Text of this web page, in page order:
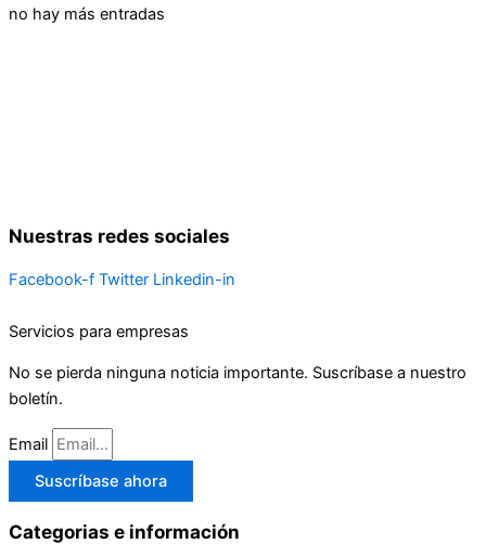
no hay más entradas
Nuestras redes sociales
Facebook-f Twitter Linkedin-in
Servicios para empresas
No se pierda ninguna noticia importante. Suscríbase a nuestro
boletín.
Email
Suscríbase ahora
Categorias e información